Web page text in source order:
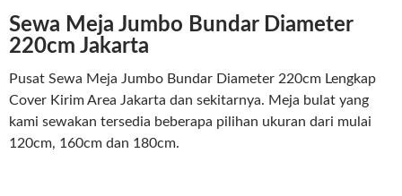
Sewa Meja Jumbo Bundar Diameter
220cm Jakarta
Pusat Sewa Meja Jumbo Bundar Diameter 220cm Lengkap
Cover Kirim Area Jakarta dan sekitarnya. Meja bulat yang
kami sewakan tersedia beberapa pilihan ukuran dari mulai
120cm, 160cm dan 180cm.